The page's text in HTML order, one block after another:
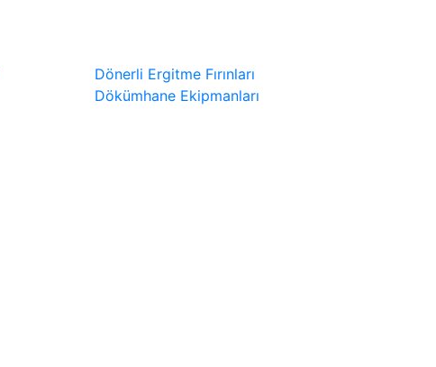
Dönerli Ergitme Fırınları
Dökümhane Ekipmanları